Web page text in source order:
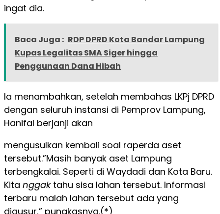
ingat dia.
Baca Juga : RDP DPRD Kota Bandar Lampung
Kupas Legalitas SMA Siger hingga
Penggunaan Dana Hibah
Ia menambahkan, setelah membahas LKPj DPRD
dengan seluruh instansi di Pemprov Lampung,
Hanifal berjanji akan
mengusulkan kembali soal raperda aset
tersebut.”Masih banyak aset Lampung
terbengkalai. Seperti di Waydadi dan Kota Baru.
Kita nggaktahu sisa lahan tersebut. Informasi
terbaru malah lahan tersebut ada yang
digusur,” pungkasnya.(*)